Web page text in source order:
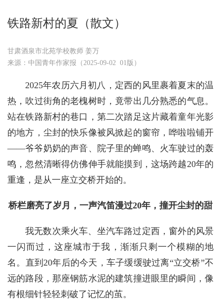
铁路新村的夏（散文）
甘肃酒泉市北苑学校教师 姜万
来源：中国青年作家报（2025-09-02 01版）
2025年农历六月初八，定西的风里裹着夏末的温
热，吹过街角的老槐树时，竟带出几分熟悉的气息。
站在铁路新村的巷口，第二次踏足这片藏着童年光影
的地方，尘封的快乐像被风掀起的窗帘，哗啦啦铺开
——爷爷奶奶的声音、院子里的蝉鸣、火车驶过的轰
鸣，忽然清晰得仿佛伸手就能摸到，这场跨越20年的
重逢，是从一座立交桥开始的。
桥栏磨亮了岁月，一声汽笛漫过20年，撞开尘封的甜
我无数次乘火车、坐汽车路过定西，窗外的风景
一闪而过，这座城市于我，渐渐只剩一个模糊的地
名。直到20年后的今天，车子缓缓驶过离“立交桥”不
远的路段，那座钢筋水泥的建筑撞进眼里的瞬间，像
有根细针轻轻刺破了记忆的茧。